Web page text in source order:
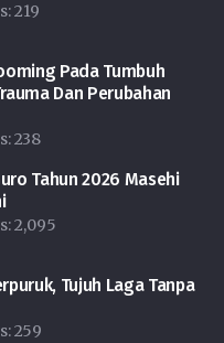
219
Pada Tumbuh
Dan Perubahan
238
Tahun 2026 Masehi
2,095
Tujuh Laga Tanpa
259